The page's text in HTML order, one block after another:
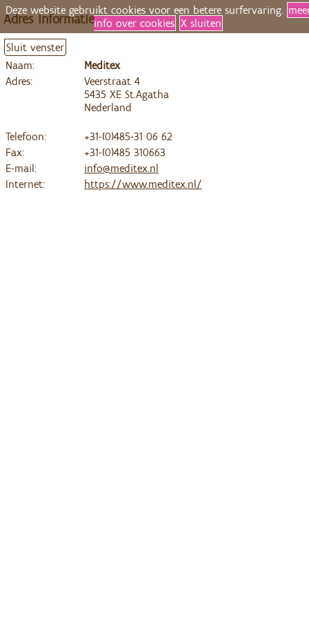
Adres informatie
Sluit venster
Naam:
Meditex
Adres:
Veerstraat 4
5435 XE St.Agatha
Nederland
Telefoon:
+31-(0)485-31 06 62
Fax:
+31-(0)485 310663
E-mail:
info@meditex.nl
Internet:
https://www.meditex.nl/
Deze website gebruikt cookies voor een betere surfervaring.
info over cookies X sluiten